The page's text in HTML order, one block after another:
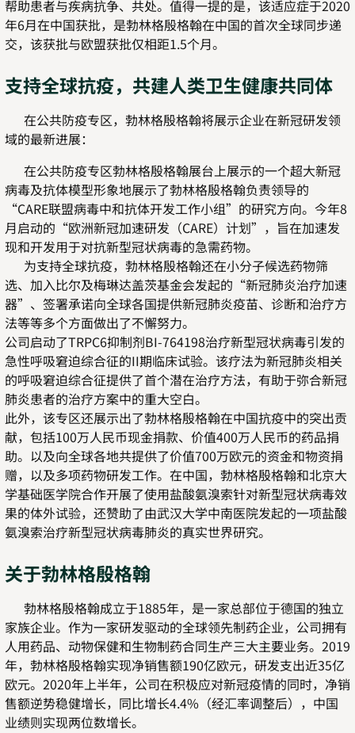
帮助患者与疾病抗争、共处。值得一提的是，该适应症于2020
年6月在中国获批，是勃林格殷格翰在中国的首次全球同步递
交，该获批与欧盟获批仅相距1.5个月。
支持全球抗疫，共建人类卫生健康共同体
在公共防疫专区，勃林格殷格翰将展示企业在新冠研发领
域的最新进展：
在公共防疫专区勃林格殷格翰展台上展示的一个超大新冠
病毒及抗体模型形象地展示了勃林格殷格翰负责领导的
“CARE联盟病毒中和抗体开发工作小组”的研究方向。今年8
月启动的“欧洲新冠加速研发（CARE）计划”，旨在加速发
现和开发用于对抗新型冠状病毒的急需药物。
为支持全球抗疫，勃林格殷格翰还在小分子候选药物筛
选、加入比尔及梅琳达盖茨基金会发起的“新冠肺炎治疗加速
器”、签署承诺向全球各国提供新冠肺炎疫苗、诊断和治疗方
法等等多个方面做出了不懈努力。
公司启动了TRPC6抑制剂BI-764198治疗新型冠状病毒引发的
急性呼吸窘迫综合征的II期临床试验。该疗法为新冠肺炎相关
的呼吸窘迫综合征提供了首个潜在治疗方法，有助于弥合新冠
肺炎患者的治疗方案中的重大空白。
此外，该专区还展示出了勃林格殷格翰在中国抗疫中的突出贡
献，包括100万人民币现金捐款、价值400万人民币的药品捐
助。以及向全球各地共提供了价值700万欧元的资金和物资捐
赠，以及多项药物研发工作。在中国，勃林格殷格翰和北京大
学基础医学院合作开展了使用盐酸氨溴索针对新型冠状病毒效
果的体外试验，还赞助了由武汉大学中南医院发起的一项盐酸
氨溴索治疗新型冠状病毒肺炎的真实世界研究。
关于勃林格殷格翰
勃林格殷格翰成立于1885年，是一家总部位于德国的独立
家族企业。作为一家研发驱动的全球领先制药企业，公司拥有
人用药品、动物保健和生物制药合同生产三大主要业务。2019
年，勃林格殷格翰实现净销售额190亿欧元，研发支出近35亿
欧元。2020年上半年，公司在积极应对新冠疫情的同时，净销
售额逆势稳健增长，同比增长4.4%（经汇率调整后），中国
业绩则实现两位数增长。